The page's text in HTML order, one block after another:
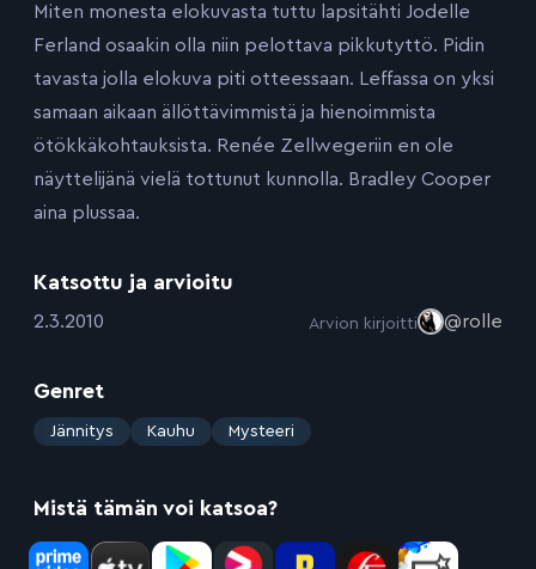
Miten monesta elokuvasta tuttu lapsitähti Jodelle
Ferland osaakin olla niin pelottava pikkutyttö. Pidin
tavasta jolla elokuva piti otteessaan. Leffassa on yksi
samaan aikaan ällöttävimmistä ja hienoimmista
ötökkäkohtauksista. Renée Zellwegeriin en ole
näyttelijänä vielä tottunut kunnolla. Bradley Cooper
aina plussaa.
Katsottu ja arvioitu
:2.3.2010 Arvion kirjoitti @rolle
Genret
: Jännitys Kauhu Mysteeri
Mistä tämän voi katsoa?